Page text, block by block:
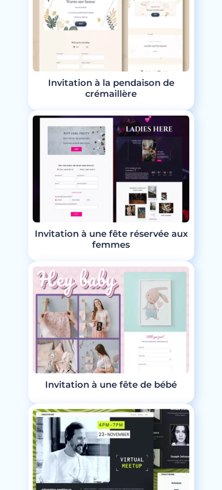
Invitation à la pendaison de
crémaillère
Invitation à une fête réservée aux
femmes
Invitation à une fête de bébé